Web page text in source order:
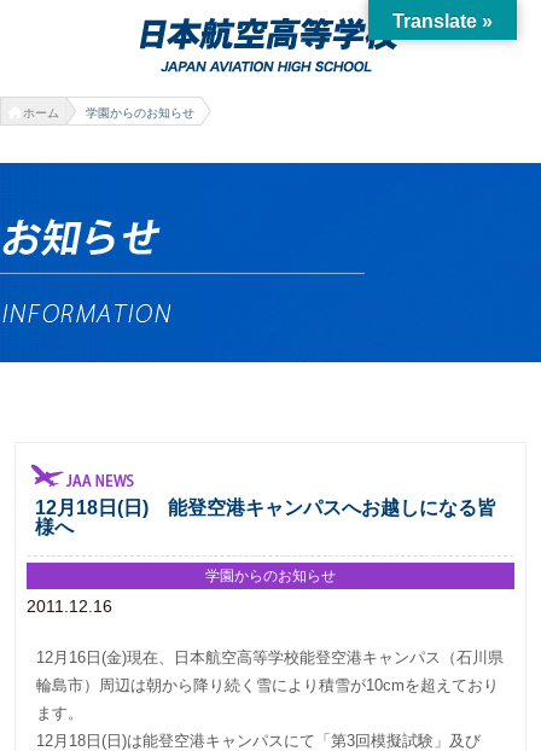
ホーム 学園からのお知らせ
12月18日(日) 能登空港キャンパスへお越しになる皆
様へ
2011.12.16
学園からのお知らせ
12月16日(金)現在、日本航空高等学校能登空港キャンパス（石川県
輪島市）周辺は朝から降り続く雪により積雪が10cmを超えており
ます。
12月18日(日)は能登空港キャンパスにて「第3回模擬試験」及び
Translate »